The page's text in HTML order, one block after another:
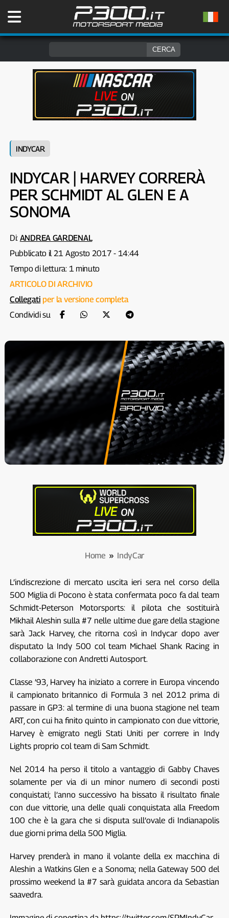
INDYCAR
INDYCAR | HARVEY CORRERÀ
PER SCHMIDT AL GLEN E A
SONOMA
Di: ANDREA GARDENAL
Pubblicato il 21 Agosto 2017 - 14:44
Tempo di lettura: 1 minuto
ARTICOLO DI ARCHIVIO
Collegati per la versione completa
Condividi su
Home » IndyCar
L’indiscrezione di mercato uscita ieri sera nel corso della
500 Miglia di Pocono è stata confermata poco fa dal team
Schmidt-Peterson Motorsports: il pilota che sostituirà
Mikhail Aleshin sulla #7 nelle ultime due gare della stagione
sarà Jack Harvey, che ritorna così in Indycar dopo aver
disputato la Indy 500 col team Michael Shank Racing in
collaborazione con Andretti Autosport.
Classe ’93, Harvey ha iniziato a correre in Europa vincendo
il campionato britannico di Formula 3 nel 2012 prima di
passare in GP3: al termine di una buona stagione nel team
ART, con cui ha finito quinto in campionato con due vittorie,
Harvey è emigrato negli Stati Uniti per correre in Indy
Lights proprio col team di Sam Schmidt.
Nel 2014 ha perso il titolo a vantaggio di Gabby Chaves
solamente per via di un minor numero di secondi posti
conquistati; l’anno successivo ha bissato il risultato finale
con due vittorie, una delle quali conquistata alla Freedom
100 che è la gara che si disputa sull’ovale di Indianapolis
due giorni prima della 500 Miglia.
Harvey prenderà in mano il volante della ex macchina di
Aleshin a Watkins Glen e a Sonoma; nella Gateway 500 del
prossimo weekend la #7 sarà guidata ancora da Sebastian
saavedra.